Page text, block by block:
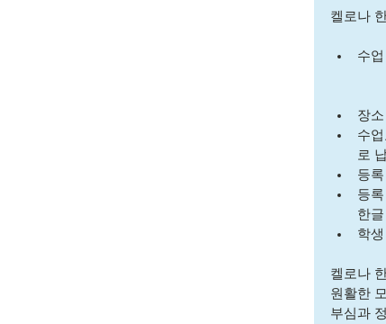
켈로나
수
장
수
로
등
등
한
학
켈로나
원활한
부심과